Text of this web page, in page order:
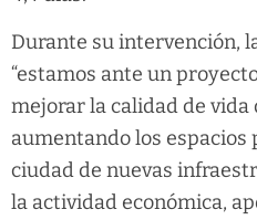
Durante su intervención,
“estamos ante un
mejorar la calidad de
aumentando los espacios
ciudad de nuevas
la actividad económica,